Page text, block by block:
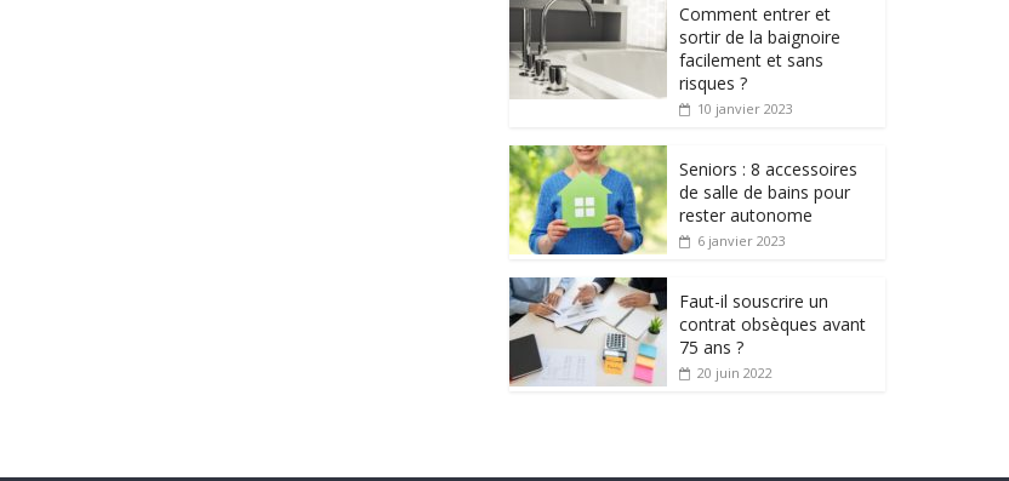
Comment entrer et
sortir de la baignoire
facilement et sans
risques ?
10 janvier 2023
Seniors : 8 accessoires
de salle de bains pour
rester autonome
6 janvier 2023
Faut-il souscrire un
contrat obsèques avant
75 ans ?
20 juin 2022